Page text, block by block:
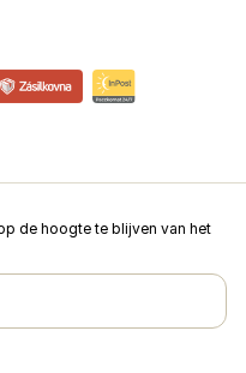
de hoogte te blijven van het